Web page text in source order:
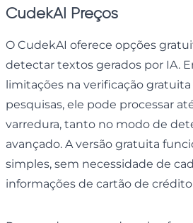
CudekAI Preços
O CudekAI oferece opções
detectar textos gerados por IA.
limitações na verificação gratuita
pesquisas, ele pode processar
varredura, tanto no modo de
avançado. A versão gratuita
simples, sem necessidade de
informações de cartão de crédito